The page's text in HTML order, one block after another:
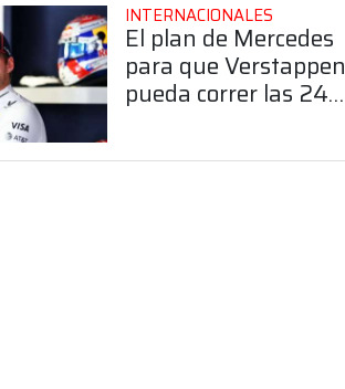
INTERNACIONALES
El plan de Mercedes
para que Verstappen
pueda correr las 24